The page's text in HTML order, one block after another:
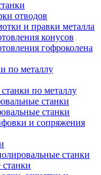
отводов
и правки металла
конусов
гофроколена
по металлу
по металлу
станки
станки
и сопряжения
станки